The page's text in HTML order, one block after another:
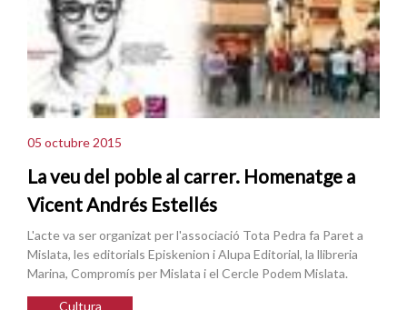
05 octubre 2015
La veu del poble al carrer. Homenatge a
Vicent Andrés Estellés
L'acte va ser organizat per l'associació Tota Pedra fa Paret a
Mislata, les editorials Episkenion i Alupa Editorial, la llibreria
Marina, Compromís per Mislata i el Cercle Podem Mislata.
Cultura